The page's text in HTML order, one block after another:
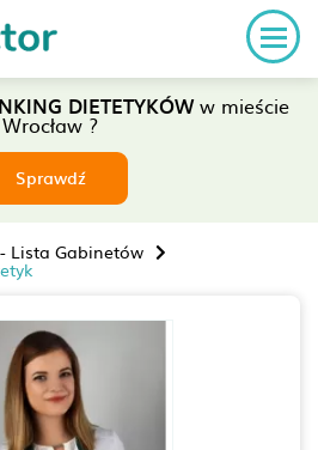
DIETETYKÓWw mieście
Wrocław ?
Sprawdź
Lista Gabinetów